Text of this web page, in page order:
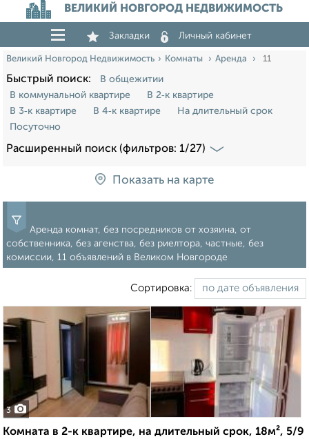
ВЕЛИКИЙ НОВГОРОД НЕДВИЖИМОСТЬ
Закладки Личный кабинет
Великий Новгород Недвижимость Комнаты Аренда 11
Быстрый поиск:
В общежитии
В коммунальной квартире
В 2‑к квартире
В 3‑к квартире
В 4‑к квартире
На длительный срок
Посуточно
Расширенный поиск (фильтров: 1/27)
Показать на карте
Аренда комнат, без посредников от хозяина, от
собственника, без агенства, без риелтора, частные, без
комиссии, 11 объявлений в Великом Новгороде
Сортировка:
3
Комната в 2-к квартире, на длительный срок, 18м², 5/9